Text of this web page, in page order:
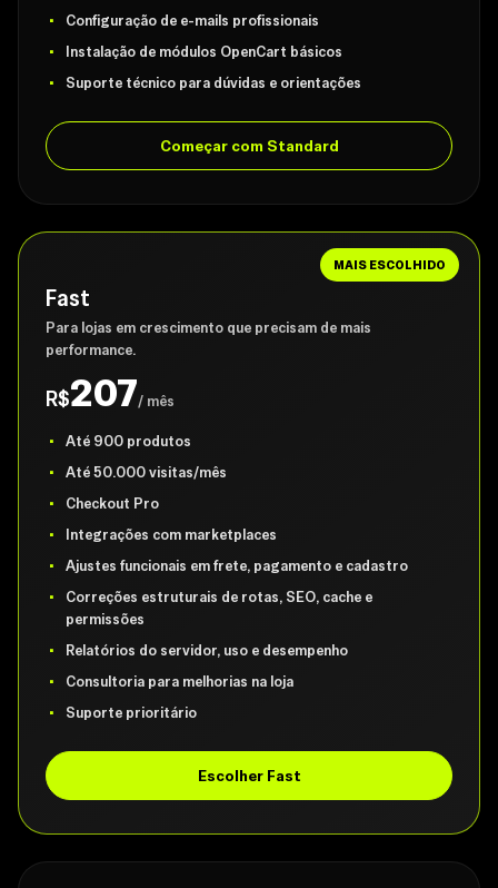
Configuração de e-mails profissionais
Instalação de módulos OpenCart básicos
Suporte técnico para dúvidas e orientações
Começar com Standard
MAIS ESCOLHIDO
Fast
Para lojas em crescimento que precisam de mais
performance.
R$207/ mês
Até 900 produtos
Até 50.000 visitas/mês
Checkout Pro
Integrações com marketplaces
Ajustes funcionais em frete, pagamento e cadastro
Correções estruturais de rotas, SEO, cache e
permissões
Relatórios do servidor, uso e desempenho
Consultoria para melhorias na loja
Suporte prioritário
Escolher Fast